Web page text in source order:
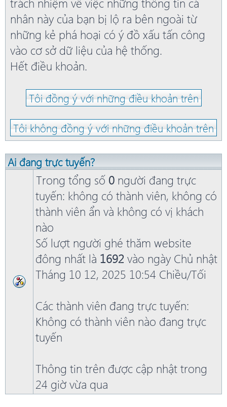
nhân này của bạn bị lộ ra bên ngoài từ
những kẻ phá hoại có ý đồ xấu tấn công
vào cơ sở dữ liệu của hệ thống.
Hết điều khoản.
Ai đang trực tuyến?
Trong tổng số 0 người đang trực
tuyến: không có thành viên, không có
thành viên ẩn và không có vị khách
nào
Số lượt người ghé thăm website
đông nhất là 1692 vào ngày Chủ nhật
Tháng 10 12, 2025 10:54 Chiều/Tối
Các thành viên đang trực tuyến:
Không có thành viên nào đang trực
tuyến
Thông tin trên được cập nhật trong
24 giờ vừa qua